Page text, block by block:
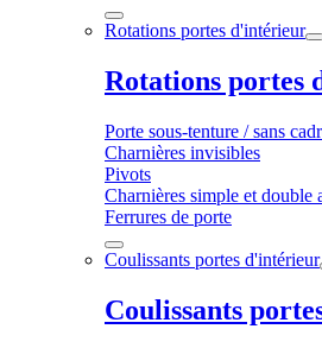
Rotations portes d'intérieur
Rotations portes
Porte sous-tenture / sans
Charnières invisibles
Pivots
Charnières simple et double
Ferrures de porte
Coulissants portes d'intérieur
Coulissants